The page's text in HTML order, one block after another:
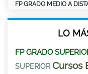
FP GRADO MEDIO A
LO
FP GRADO
SUPERIOR Cursos